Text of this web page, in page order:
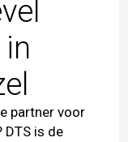
partner voor
DTS is de